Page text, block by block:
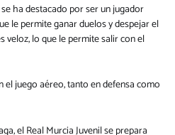
ha destacado por ser un jugador
le permite ganar duelos y despejar el
veloz, lo que le permite salir con el
el juego aéreo, tanto en defensa como
el Real Murcia Juvenil se prepara